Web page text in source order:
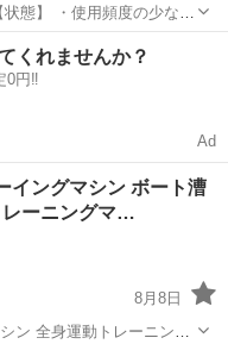
お値引きは出来かねますの
ついてはご理解の...
ニング
くれませんか？
0円‼️
Ad
ングマシン ボート漕
レーニングマ…
8月8日
ン 全身運動トレーニング